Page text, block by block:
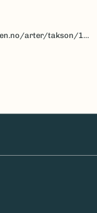
arter/takson/138